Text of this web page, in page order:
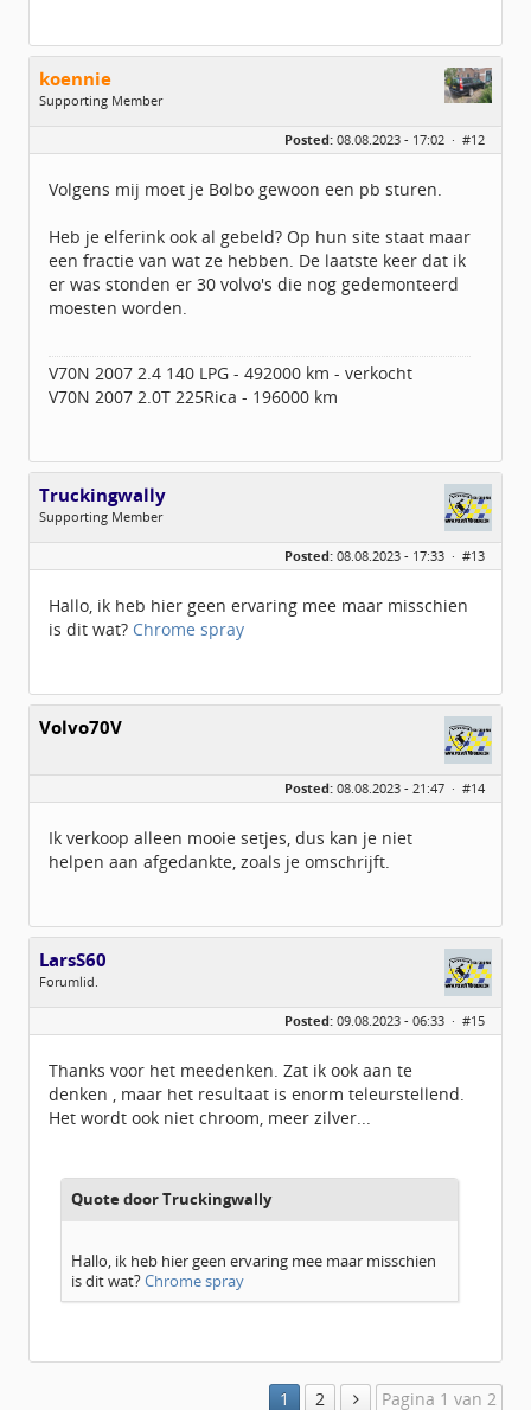
koennie
Supporting Member
Leeftijd:
41
Geregistreerd:12 / 2019
Posted: 08.08.2023 - 17:02 · #12
Volgens mij moet je Bolbo gewoon een pb sturen.
Heb je elferink ook al gebeld? Op hun site staat maar
een fractie van wat ze hebben. De laatste keer dat ik
er was stonden er 30 volvo's die nog gedemonteerd
moesten worden.
V70N 2007 2.4 140 LPG - 492000 km - verkocht
V70N 2007 2.0T 225Rica - 196000 km
Truckingwally
Supporting Member
Geslacht:
Geregistreerd:11 / 2012
Posted: 08.08.2023 - 17:33 · #13
Hallo, ik heb hier geen ervaring mee maar misschien
is dit wat? Chrome spray
Volvo70V
Posted: 08.08.2023 - 21:47 · #14
Ik verkoop alleen mooie setjes, dus kan je niet
helpen aan afgedankte, zoals je omschrijft.
LarsS60
Forumlid.
Geslacht:
n/a
Geregistreerd:07 / 2023
Posted: 09.08.2023 - 06:33 · #15
Thanks voor het meedenken. Zat ik ook aan te
denken , maar het resultaat is enorm teleurstellend.
Het wordt ook niet chroom, meer zilver...
Quote door Truckingwally
Hallo, ik heb hier geen ervaring mee maar misschien
is dit wat?Chrome spray
1 2 Pagina 1 van 2